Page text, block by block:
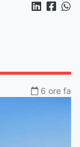
6 ore fa